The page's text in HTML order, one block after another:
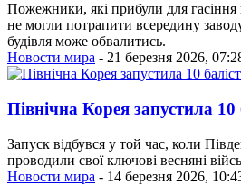
Пожежники, які прибули для
не могли потрапити всередину
будівля може обвалитись.
Новости мира - 21 березня 2026,
Північна Корея запустила
Запуск відбувся у той час, коли
проводили свої ключові весняні
Новости мира - 14 березня 2026,